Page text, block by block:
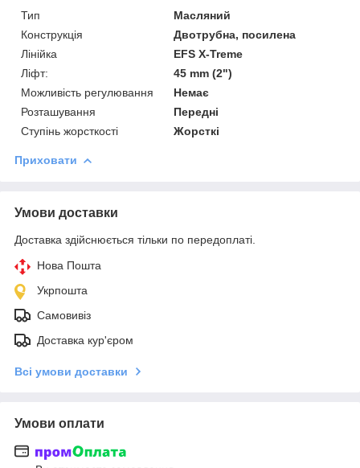
Тип
Масляний
Конструкція
Двотрубна, посилена
Лінійка
EFS X-Treme
Ліфт:
45 mm (2")
Можливість регулювання
Немає
Розташування
Передні
Ступінь жорсткості
Жорсткі
Приховати
Умови доставки
Доставка здійснюється тільки по передоплаті.
Нова Пошта
Укрпошта
Самовивіз
Доставка кур'єром
Всі умови доставки
Умови оплати